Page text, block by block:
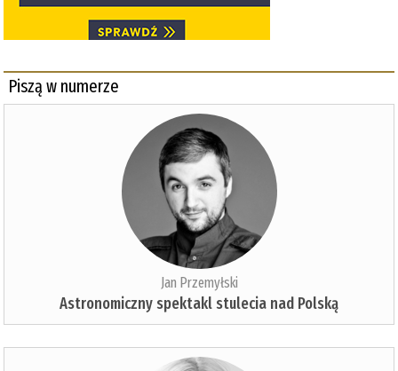
Piszą w numerze
Jan Przemyłski
Astronomiczny spektakl stulecia nad Polską